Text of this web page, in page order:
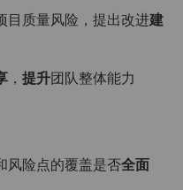
目质量风险，提出改进建
， 提升团队整体能力
风险点的覆盖是否全面